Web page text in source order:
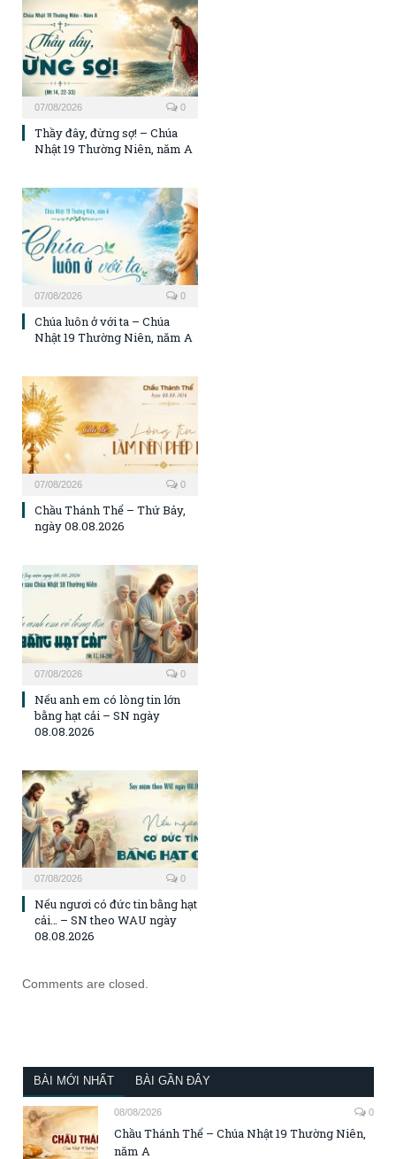
07/08/2026 0
Thầy đây, đừng sợ! – Chúa
Nhật 19 Thường Niên, năm A
07/08/2026 0
Chúa luôn ở với ta – Chúa
Nhật 19 Thường Niên, năm A
07/08/2026 0
Chầu Thánh Thể – Thứ Bảy,
ngày 08.08.2026
07/08/2026 0
Nếu anh em có lòng tin lớn
bằng hạt cải – SN ngày
08.08.2026
07/08/2026 0
Nếu ngươi có đức tin bằng hạt
cải… – SN theo WAU ngày
08.08.2026
Comments are closed.
BÀI MỚI NHẤT BÀI GẦN ĐÂY
08/08/2026 0
Chầu Thánh Thể – Chúa Nhật 19 Thường Niên,
năm A